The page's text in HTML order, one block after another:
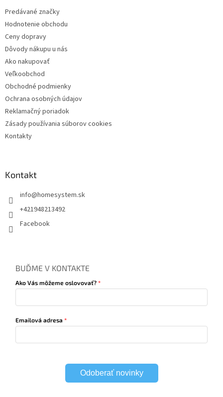
Predávané značky
Hodnotenie obchodu
Ceny dopravy
Dôvody nákupu u nás
Ako nakupovať
Veľkoobchod
Obchodné podmienky
Ochrana osobných údajov
Reklamačný poriadok
Zásady používania súborov cookies
Kontakty
Kontakt
info@homesystem.sk
+421948213492
Facebook
BUĎME V KONTAKTE
Ako Vás môžeme oslovovať?
Emailová adresa
Odoberať novinky